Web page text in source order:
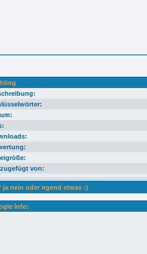
von:
ja nein oder irgend etwas :)
Info: